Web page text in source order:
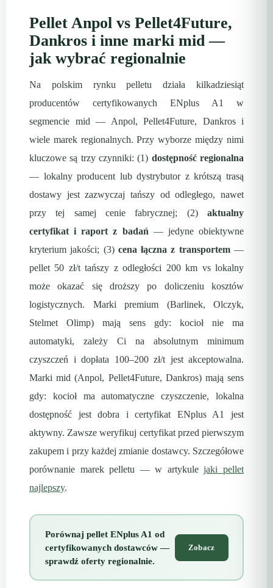
Pellet Anpol vs Pellet4Future,
Dankros i inne marki mid —
jak wybrać regionalnie
Na polskim rynku pelletu działa kilkadziesiąt
producentów certyfikowanych ENplus A1 w
segmencie mid — Anpol, Pellet4Future, Dankros i
wiele marek regionalnych. Przy wyborze między nimi
kluczowe są trzy czynniki: (1) dostępność regionalna
— lokalny producent lub dystrybutor z krótszą trasą
dostawy jest zazwyczaj tańszy od odległego, nawet
przy tej samej cenie fabrycznej; (2) aktualny
certyfikat i raport z badań — jedyne obiektywne
kryterium jakości; (3) cena łączna z transportem—
pellet 50 zł/t tańszy z odległości 200 km vs lokalny
może okazać się droższy po doliczeniu kosztów
logistycznych. Marki premium (Barlinek, Olczyk,
Stelmet Olimp) mają sens gdy: kocioł nie ma
automatyki, zależy Ci na absolutnym minimum
czyszczeń i dopłata 100–200 zł/t jest akceptowalna.
Marki mid (Anpol, Pellet4Future, Dankros) mają sens
gdy: kocioł ma automatyczne czyszczenie, lokalna
dostępność jest dobra i certyfikat ENplus A1 jest
aktywny. Zawsze weryfikuj certyfikat przed pierwszym
zakupem i przy każdej zmianie dostawcy. Szczegółowe
porównanie marek pelletu — w artykulejaki pellet
najlepszy.
Porównaj pellet ENplus A1 od
certyfikowanych dostawców —
sprawdź oferty regionalnie.
Zobacz